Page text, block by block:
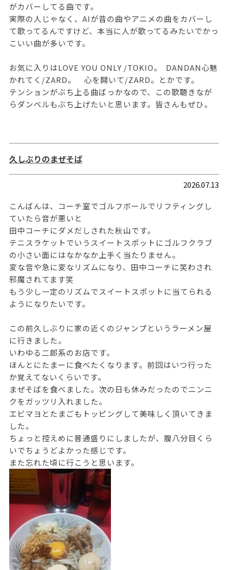
がカバーしてる曲です。
実際の人じゃなく、AIが昔の曲やアニメの曲をカバーし
て歌ってるんですけど、本当に人が歌ってるみたいでかっ
こいい曲が多いです。
お気に入りはLOVE YOU ONLY /TOKIO。 DANDAN心魅
かれてく/ZARD。 心を開いて/ZARD。とかです。
テンションがぶち上る曲ばっかなので、この歌聴きなが
らダンベルもぶち上げたいと思います。皆さんもぜひ。
久しぶりのまぜそば
2026.07.13
こんばんは、コーチ室でゴルフボールでリフティングし
ていたら音が悪いと
田中コーチにダメだしされた秋山です。
テニスラケットでいうスイートスポットにゴルフクラブ
の小さい面にはなかなか上手く当たりません。
変な音や急に変なリズムになり、田中コーチに笑わされ
邪魔されてます笑
もう少し一定のリズムでスイートスポットに当てられる
ようになりたいです。
この前久しぶりに家の近くのジャンプというラーメン屋
に行きました。
いわゆる二郎系のお店です。
ほんとにたまーに食べたくなります。前回はいつ行った
か覚えてないくらいです。
まぜそばを食べました。次の日も休みだったのでニンニ
クをガッツリ入れました。
エビマヨとたまごもトッピングして美味しく頂いてきま
した。
ちょっと控えめに普通盛りにしましたが、腹八分目くら
いでちょうどよかった感じです。
また忘れた頃に行こうと思います。